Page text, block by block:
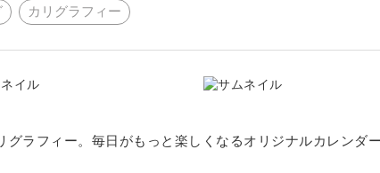
カリグラフィー
ラフィー。毎日がもっと楽しくなるオリジナルカレンダ